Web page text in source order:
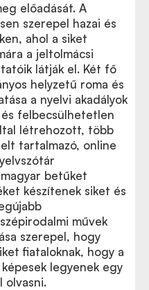
előadását. A
szerepel hazai és
ahol a siket
a jeltolmácsi
látják el. Két fő
helyzetű roma és
a nyelvi akadályok
felbecsülhetetlen
létrehozott, több
tartalmazó, online
betűket
készítenek siket és
művek
szerepel, hogy
fiataloknak, hogy a
legyenek egy
olvasni.